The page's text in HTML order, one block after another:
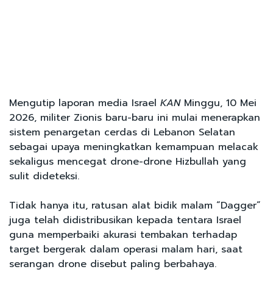
Mengutip laporan media Israel KANMinggu, 10 Mei
2026, militer Zionis baru-baru ini mulai menerapkan
sistem penargetan cerdas di Lebanon Selatan
sebagai upaya meningkatkan kemampuan melacak
sekaligus mencegat drone-drone Hizbullah yang
sulit dideteksi.
Tidak hanya itu, ratusan alat bidik malam “Dagger”
juga telah didistribusikan kepada tentara Israel
guna memperbaiki akurasi tembakan terhadap
target bergerak dalam operasi malam hari, saat
serangan drone disebut paling berbahaya.